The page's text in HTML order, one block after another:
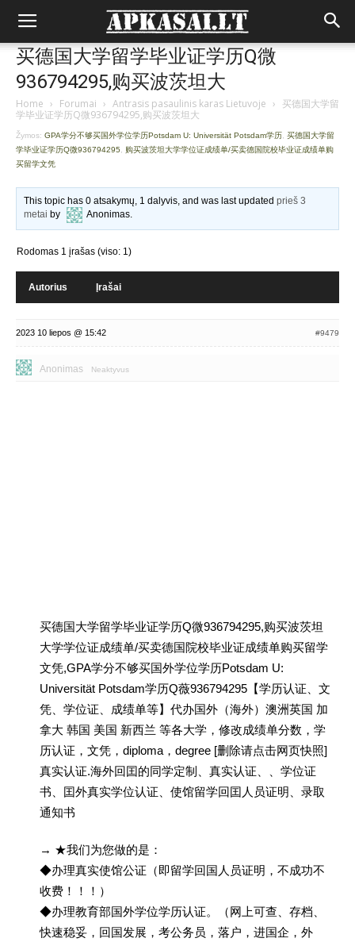
买德国大学留学毕业证学历Q微
936794295,购买波茨坦大
Home › Forumai › Antrasis pasaulinis karas Lietuvoje › 买德国大学留
学毕业证学历Q微936794295,购买波茨坦大
Žymos: GPA学分不够买国外学位学历Potsdam U: Universität Potsdam学历 买德国大学留
学毕业证学历Q微936794295
购买波茨坦大学学位证成绩单/买卖德国院校毕业证成绩单购
买留学文凭
This topic has 0 atsakymų, 1 dalyvis, and was last updatedprieš 3
metai by Anonimas.
Rodomas 1 įrašas (viso: 1)
Autorius Įrašai
2023 10 liepos @ 15:42 #9479
Anonimas Neaktyvus
买德国大学留学毕业证学历Q微936794295,购买波茨坦
大学学位证成绩单/买卖德国院校毕业证成绩单购买留学
文凭,GPA学分不够买国外学位学历Potsdam U:
Universität Potsdam学历Q薇936794295【学历认证、文
凭、学位证、成绩单等】代办国外（海外）澳洲英国 加
拿大 韩国 美国 新西兰 等各大学，修改成绩单分数，学
历认证，文凭，diploma，degree [删除请点击网页快照]
真实认证.海外回囯的同学定制、真实认证、、学位证
书、囯外真实学位认证、使馆留学回囯人员证明、录取
通知书
→ ★我们为您做的是：
◆办理真实使馆公证（即留学回国人员证明，不成功不
收费！！！）
◆办理教育部国外学位学历认证。（网上可查、存档、
快速稳妥，回国发展，考公务员，落户，进国企，外